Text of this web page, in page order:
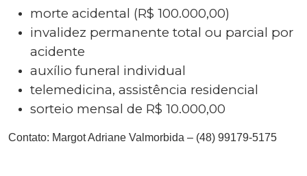
morte acidental (R$ 100.000,00)
invalidez permanente total ou parcial por
acidente
auxílio funeral individual
telemedicina, assistência residencial
sorteio mensal de R$ 10.000,00
Contato: Margot Adriane Valmorbida – (48) 99179-5175